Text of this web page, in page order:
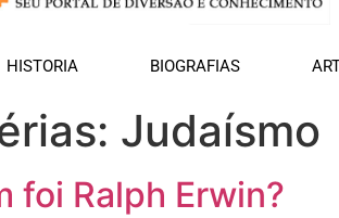
HISTORIA BIOGRAFIAS
Judaísmo
foi Ralph Erwin?